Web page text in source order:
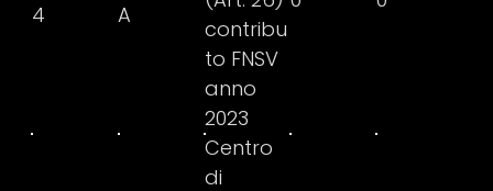
4
A
contribu
to FNSV
anno
2023
Centro
di